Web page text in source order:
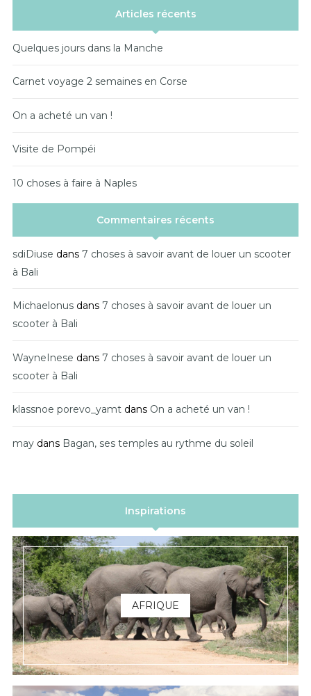
Articles récents
Quelques jours dans la Manche
Carnet voyage 2 semaines en Corse
On a acheté un van !
Visite de Pompéi
10 choses à faire à Naples
Commentaires récents
sdiDiuse dans 7 choses à savoir avant de louer un scooter
à Bali
Michaelonus dans 7 choses à savoir avant de louer un
scooter à Bali
WayneInese dans 7 choses à savoir avant de louer un
scooter à Bali
klassnoe porevo_yamt dans On a acheté un van !
may dans Bagan, ses temples au rythme du soleil
Inspirations
AFRIQUE